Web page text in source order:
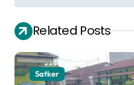
i
g
a
s
Related Posts
Satker